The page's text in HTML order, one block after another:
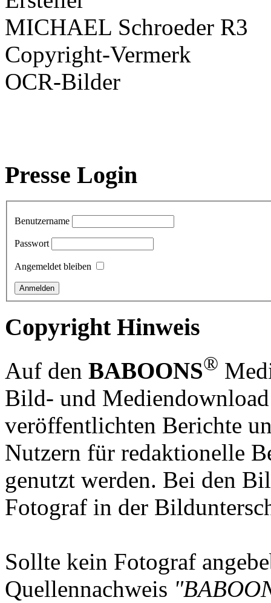
MICHAEL Schroeder R3
Copyright-Vermerk
OCR-Bilder
Presse Login
Benutzername
Passwort
Angemeldet bleiben
Copyright Hinweis
Auf den BABOONS®
Bild- und
veröffentlichten Berichte
Nutzern für redaktionelle
genutzt werden. Bei den
Fotograf in der
Sollte kein Fotograf
Quellennachweis